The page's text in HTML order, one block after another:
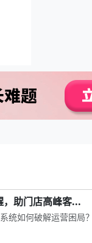
助门店高峰客...
统如何破解运营困局